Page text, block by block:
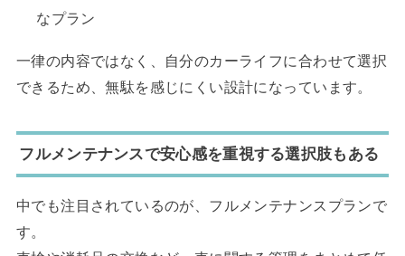
なプラン
一律の内容ではなく、自分のカーライフに合わせて選択
できるため、無駄を感じにくい設計になっています。
フルメンテナンスで安心感を重視する選択肢もある
中でも注目されているのが、フルメンテナンスプランで
す。